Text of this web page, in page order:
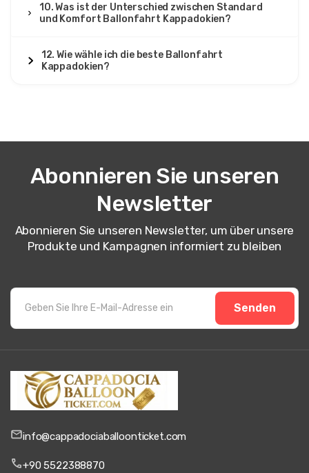
10. Was ist der Unterschied zwischen Standard
und Komfort Ballonfahrt Kappadokien?
12. Wie wähle ich die beste Ballonfahrt
Kappadokien?
Abonnieren Sie unseren
Newsletter
Abonnieren Sie unseren Newsletter, um über unsere
Produkte und Kampagnen informiert zu bleiben
Senden
info@cappadociaballoonticket.com
+90 5522388870